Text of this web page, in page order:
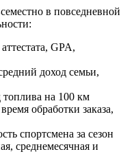
в повседневной
GPA,
доход семьи,
топлива на 100 км
обработки заказа,
спортсмена за сезон
среднемесячная и